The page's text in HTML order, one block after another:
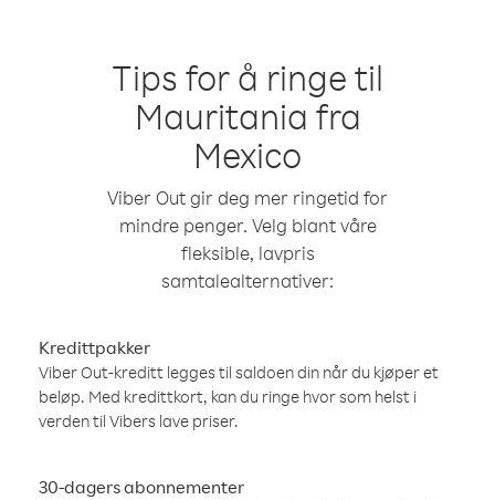
Tips for å ringe til
Mauritania fra
Mexico
Viber Out gir deg mer ringetid for
mindre penger. Velg blant våre
fleksible, lavpris
samtalealternativer:
Kredittpakker
Viber Out-kreditt legges til saldoen din når du kjøper et
beløp. Med kredittkort, kan du ringe hvor som helst i
verden til Vibers lave priser.
30-dagers abonnementer